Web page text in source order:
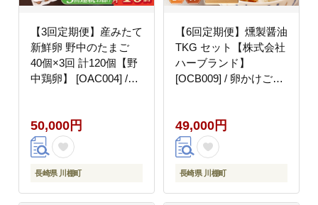
【3回定期便】産みたて
新鮮卵 野中のたまご
40個×3回 計120個【野
中鶏卵】 [OAC004] /卵
たまご タマゴ
50,000円
長崎県 川棚町
【6回定期便】燻製醤油
TKG セット【株式会社
ハーブランド】
[OCB009] / 卵かけごは
甘口醤油 しょうゆ あま
くち 調味料
49,000円
長崎県 川棚町